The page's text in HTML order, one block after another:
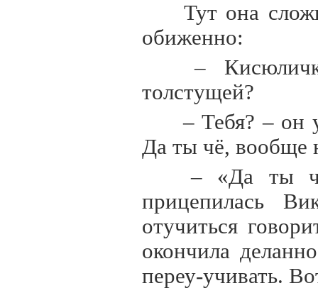
Тут она
обиженно:
–
толстущей?
– Тебя? – он
Да ты чё, вообще
– «Да ты
прицепилась
отучиться
окончила
переу-учивать.